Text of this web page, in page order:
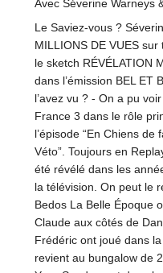
Avec Séverine Warneys
Le Saviez-vous ?
MILLIONS DE VUES
le sketch RÉVÉLATION
dans l’émission BEL ET
l’avez vu ? - On a pu
France 3 dans le rôle
l’épisode “En Chiens de
Véto”. Toujours en
été révélé dans les
la télévision. On peut le
Bedos La Belle Époque
Claude aux côtés de
Frédéric ont joué dans
revient au bungalow de